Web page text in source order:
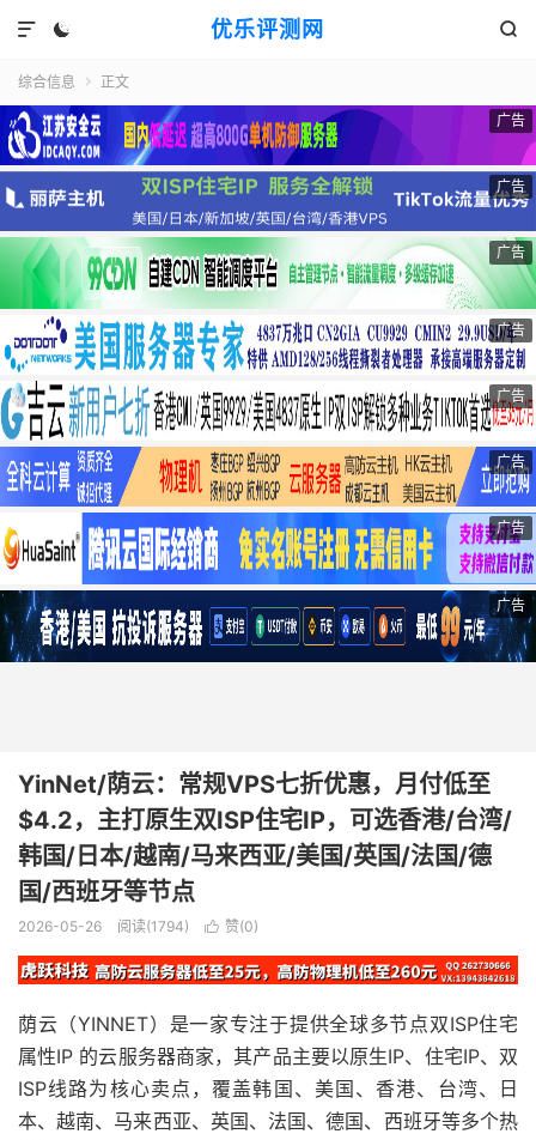
优乐评测网
 

综合信息  正文
广告
广告
广告
广告
广告
广告
广告
广告
YinNet/荫云：常规VPS七折优惠，月付低至
$4.2，主打原生双ISP住宅IP，可选香港/台湾/
韩国/日本/越南/马来西亚/美国/英国/法国/德
国/西班牙等节点
2026-05-26 阅读(1794)  赞(0)
荫云（YINNET）是一家专注于提供全球多节点双ISP住宅
属性IP 的云服务器商家，其产品主要以原生IP、住宅IP、双
ISP线路为核心卖点，覆盖韩国、美国、香港、台湾、日
本、越南、马来西亚、英国、法国、德国、西班牙等多个热